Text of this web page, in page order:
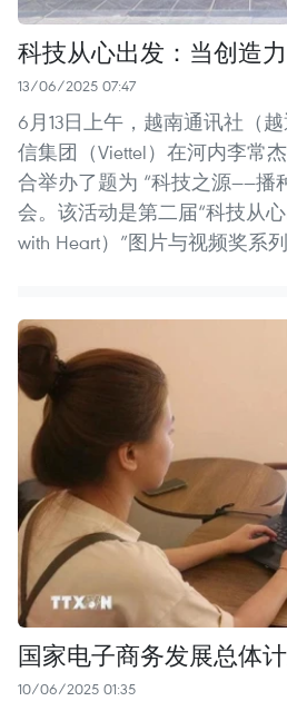
科技从心出发：当创造
13/06/2025 07:47
6月13日上午，越南通讯社（
信集团（Viettel）在河内李常
合举办了题为 “科技之源——播
会。该活动是第二届“科技从心
with Heart）”图片与视频奖系
国家电子商务发展总体
10/06/2025 01:35